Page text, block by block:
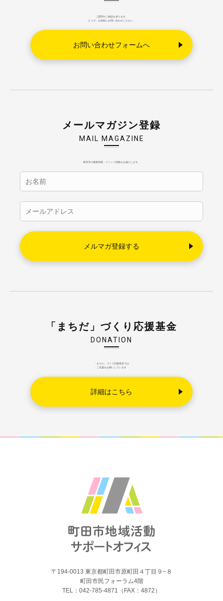
ご質問やご相談を承ります。
どうぞ、お気軽にお問い合わせください。
お問い合わせフォームへ
メールマガジン登録
MAIL MAGAZINE
町田市の最新情報・イベント情報をお届けします。
「まちだ」づくり応援基金
DONATION
「まちだ」づくり応援基金では
ご支援をお願いしています
詳細はこちら
〒194-0013 東京都町田市原町田４丁目９−８
町田市民フォーラム4階
TEL：042-785-4871（FAX：4872）